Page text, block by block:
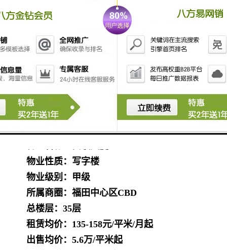
地体现了生态写字楼的本质特征、安联大厦
由两座建筑实体和中庭构成、其中中庭为
150米、上下贯穿、产生竖向气流带动空气
筑“肺”空间、结合板式造型和巧妙的横向透
风设计，保证了大厦的每一个角落都能享受
自然的新鲜空。
安联大厦基础信息
物业性质：写字楼
物业级别：甲级
所属商圈：福田中心区CBD
总楼层：35层
租赁均价：135-158元/平米/月起
出售均价：5.6万/平米起